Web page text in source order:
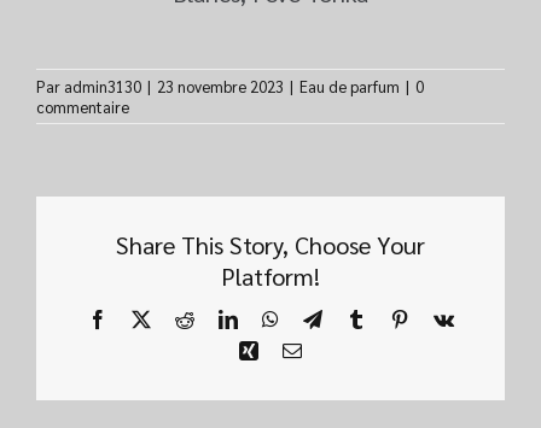
Par admin3130 | 23 novembre 2023 | Eau de parfum | 0
commentaire
Share This Story, Choose Your
Platform!
Facebook
X RedditLinkedInWhatsApp
TelegramTumblrPinterest
Vk
Xing Email